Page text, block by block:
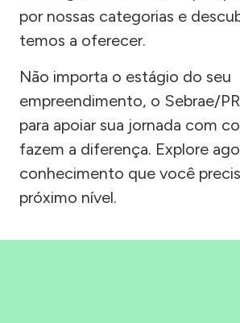
por nossas categorias e
temos a oferecer.
Não importa o estágio do seu
empreendimento, o Sebrae/
para apoiar sua jornada com
fazem a diferença. Explore
conhecimento que você
próximo nível.